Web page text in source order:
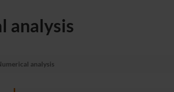
analysis
analysis